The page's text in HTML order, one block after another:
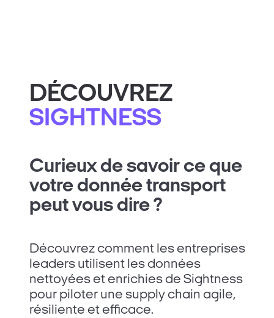
DÉCOUVREZ
SIGHTNESS
Curieux de savoir ce que
votre donnée transport
peut vous dire ?
Découvrez comment les entreprises
leaders utilisent les données
nettoyées et enrichies de Sightness
pour piloter une supply chain agile,
résiliente et efficace.